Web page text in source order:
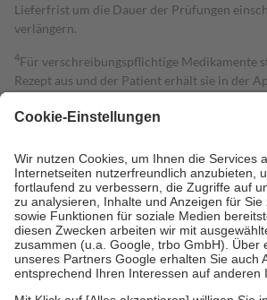
Lieferfrist um die Dauer der Prüfungen
verlängern.
4Für verschreibungspflichtige Medikamente
Rezept aus und der Patient erhält sie in der
Kosten dafür, der Versicherte trägt einen Teil
Grundsätzlich leisten Mitglieder Zuzahlungen
Prozent des Abgabepreises,mindestens
höchstens zehn Euro.Es sind jedoch nie
Kosten der Leistung zu entrichten.
Diese Regeln gelten grundsätzlich auch für
Bei Heilmitteln und häuslicher
Zuzahlung zehn Prozent der Kosten sowie